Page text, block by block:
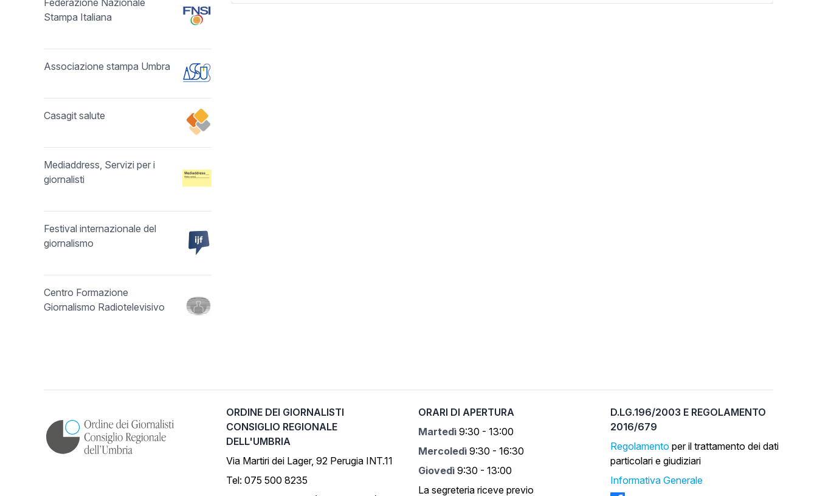
Federazione Nazionale
Stampa Italiana
Associazione stampa Umbra
Casagit salute
Mediaddress, Servizi per i
giornalisti
Festival internazionale del
giornalismo
Centro Formazione
Giornalismo Radiotelevisivo
ORDINE DEI GIORNALISTI
CONSIGLIO REGIONALE
DELL'UMBRIA
Via Martiri dei Lager, 92 Perugia INT.11
Tel: 075 500 8235
ORARI DI APERTURA
Martedì 9:30 - 13:00
Mercoledì 9:30 - 16:30
Giovedì 9:30 - 13:00
La segreteria riceve previo
D.LG.196/2003 E REGOLAMENTO
2016/679
Regolamento per il trattamento dei dati
particolari e giudiziari
Informativa Generale